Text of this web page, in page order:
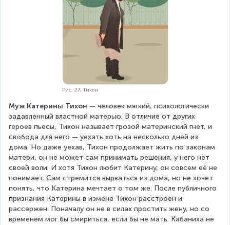
Рис. 27. Тихон
Муж Катерины Тихон — человек мягкий, психологически
задавленный властной матерью. В отличие от других
героев пьесы, Тихон называет грозой материнский гнёт, и
свобода для него — уехать хоть на несколько дней из
дома. Но даже уехав, Тихон продолжает жить по законам
матери, он не может сам принимать решения, у него нет
своей воли. И хотя Тихон любит Катерину, он совсем её не
понимает. Сам стремится вырваться из дома, но не хочет
понять, что Катерина мечтает о том же. После публичного
признания Катерины в измене Тихон расстроен и
рассержен. Поначалу он не в силах простить жену, но со
временем мог бы смириться, если бы не мать: Кабаниха не